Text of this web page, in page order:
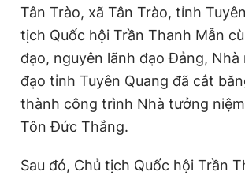
Tân Trào, xã Tân Trào, tỉnh
tịch Quốc hội Trần Thanh Mẫn
đạo, nguyên lãnh đạo Đảng, Nhà
đạo tỉnh Tuyên Quang đã cắt
thành công trình Nhà tưởng
Tôn Đức Thắng.
Sau đó, Chủ tịch Quốc hội Trần